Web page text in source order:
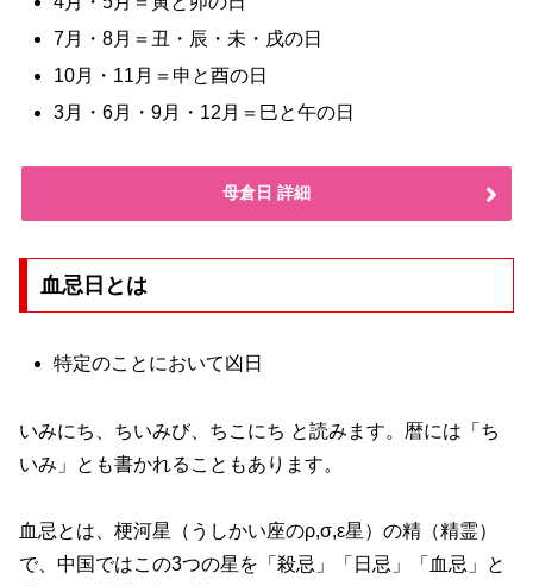
7月・8月＝丑・辰・未・戌の日
10月・11月＝申と酉の日
3月・6月・9月・12月＝巳と午の日
母倉日 詳細
血忌日とは
特定のことにおいて凶日
いみにち、ちいみび、ちこにち と読みます。暦には「ち
いみ」とも書かれることもあります。
血忌とは、梗河星（うしかい座のρ,σ,ε星）の精（精霊）
で、中国ではこの3つの星を「殺忌」「日忌」「血忌」と